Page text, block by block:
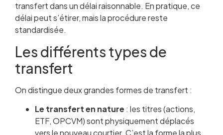
transfert dans un délai raisonnable. En pratique, ce
délai peut s’étirer, mais la procédure reste
standardisée.
Les différents types de
transfert
On distingue deux grandes formes de transfert :
Le transfert en nature : les titres (actions,
ETF, OPCVM) sont physiquement déplacés
vers le nouveau courtier. C’est la forme la plus